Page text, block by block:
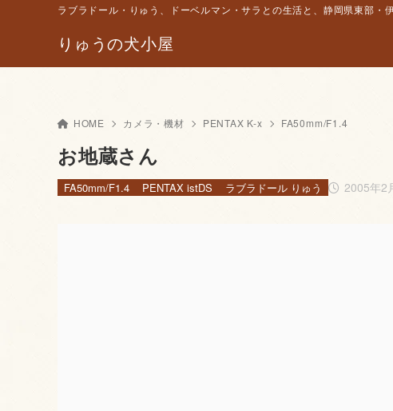
りゅうの犬小屋
ラブラドール・りゅう、ドーベルマン・サラとの生活と、静岡県東部・
HOME カメラ・機材 PENTAX K-x FA50mm/F1.4
お地蔵さん
2005年2
FA50mm/F1.4 PENTAX istDS ラブラドール りゅう